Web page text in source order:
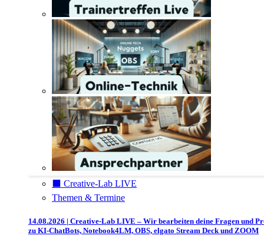
⬛️ Creative-Lab LIVE
Themen & Termine
14.08.2026 | Creative-Lab LIVE – Wir bearbeiten deine Fragen und
zu KI-ChatBots, Notebook4LM, OBS, elgato Stream Deck und ZOOM